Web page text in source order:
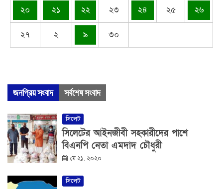
২০ ২১ ২২ ২৩ ২৪ ২৫ ২৬
২৭ ২ ৯ ৩০
জনপ্রিয় সংবাদ সর্বশেষ সংবাদ
সিলেট
সিলেটের আইনজীবী সহকারীদের পাশে
বিএনপি নেতা এমদাদ চৌধুরী
মে ২১, ২০২০
সিলেট